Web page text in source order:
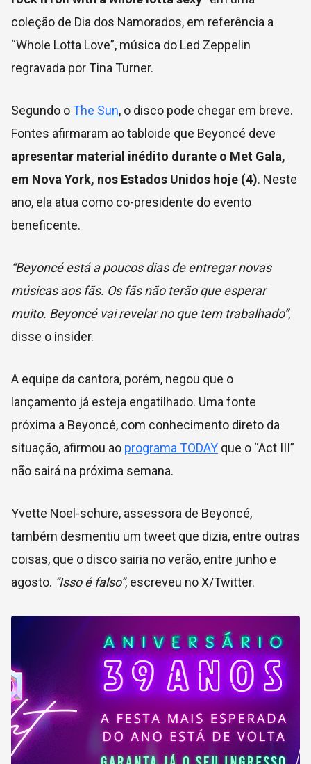
coleção de Dia dos Namorados, em referência a
“Whole Lotta Love”, música do Led Zeppelin
regravada por Tina Turner.
Segundo oThe Sun, o disco pode chegar em breve.
Fontes afirmaram ao tabloide que Beyoncé deve
apresentar material inédito durante o Met Gala,
em Nova York, nos Estados Unidos hoje (4). Neste
ano, ela atua como co-presidente do evento
beneficente.
“Beyoncé está a poucos dias de entregar novas
músicas aos fãs. Os fãs não terão que esperar
muito. Beyoncé vai revelar no que tem trabalhado”,
disse o insider.
A equipe da cantora, porém, negou que o
lançamento já esteja engatilhado. Uma fonte
próxima a Beyoncé, com conhecimento direto da
situação, afirmou ao programa TODAY que o “Act III”
não sairá na próxima semana.
Yvette Noel-schure, assessora de Beyoncé,
também desmentiu um tweet que dizia, entre outras
coisas, que o disco sairia no verão, entre junho e
agosto. “Isso é falso”, escreveu no X/Twitter.